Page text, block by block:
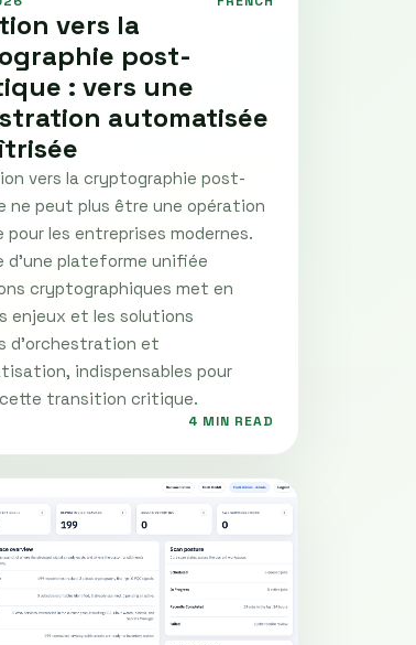
vers la
post-
: vers une
automatisée
vers la cryptographie post-
ne peut plus être une opération
pour les entreprises modernes.
d'une plateforme unifiée
cryptographiques met en
enjeux et les solutions
d'orchestration et
indispensables pour
transition critique.
4 MIN READ